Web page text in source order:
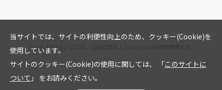
当サイトでは、サイトの利便性向上のため、クッキー(Cookie)を
使用しています。
サイトのクッキー(Cookie)の使用に関しては、 「このサイトに
ついて 」 をお読みください。
「CIVIC FORCE」ロゴは、公益社団法人 Civic Forceの登録商標です。